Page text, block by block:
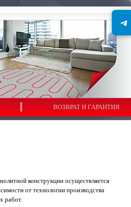
ВОЗВРАТ И ГАРАНТИЯ
конструкции осуществляется
от технологии производства
работ.